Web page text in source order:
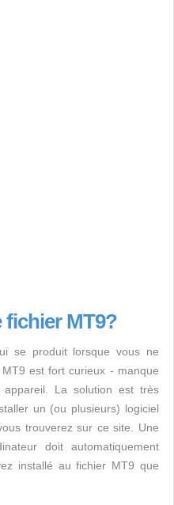
MT9?
se produit lorsque vous ne
est fort curieux - manque
appareil. La solution est très
un (ou plusieurs) logiciel
trouverez sur ce site. Une
doit automatiquement
installé au fichier MT9 que